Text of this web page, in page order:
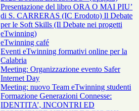
Presentazione del libro ORA O MAI PIU’
di S. CARRERAS (IC Erodoto) Il Debate
per le Soft Skills (Il Debate nei progetti
eTwinning)
eTwinning café
Eventi eTwinning formativi online per la
Calabria
Meeting: Organizzazione evento Safer
Internet Day
Meeting: nuovo Team eTwinning studenti
Formazione Generazioni Connesse:
IDENTITA’, INCONTRI ED